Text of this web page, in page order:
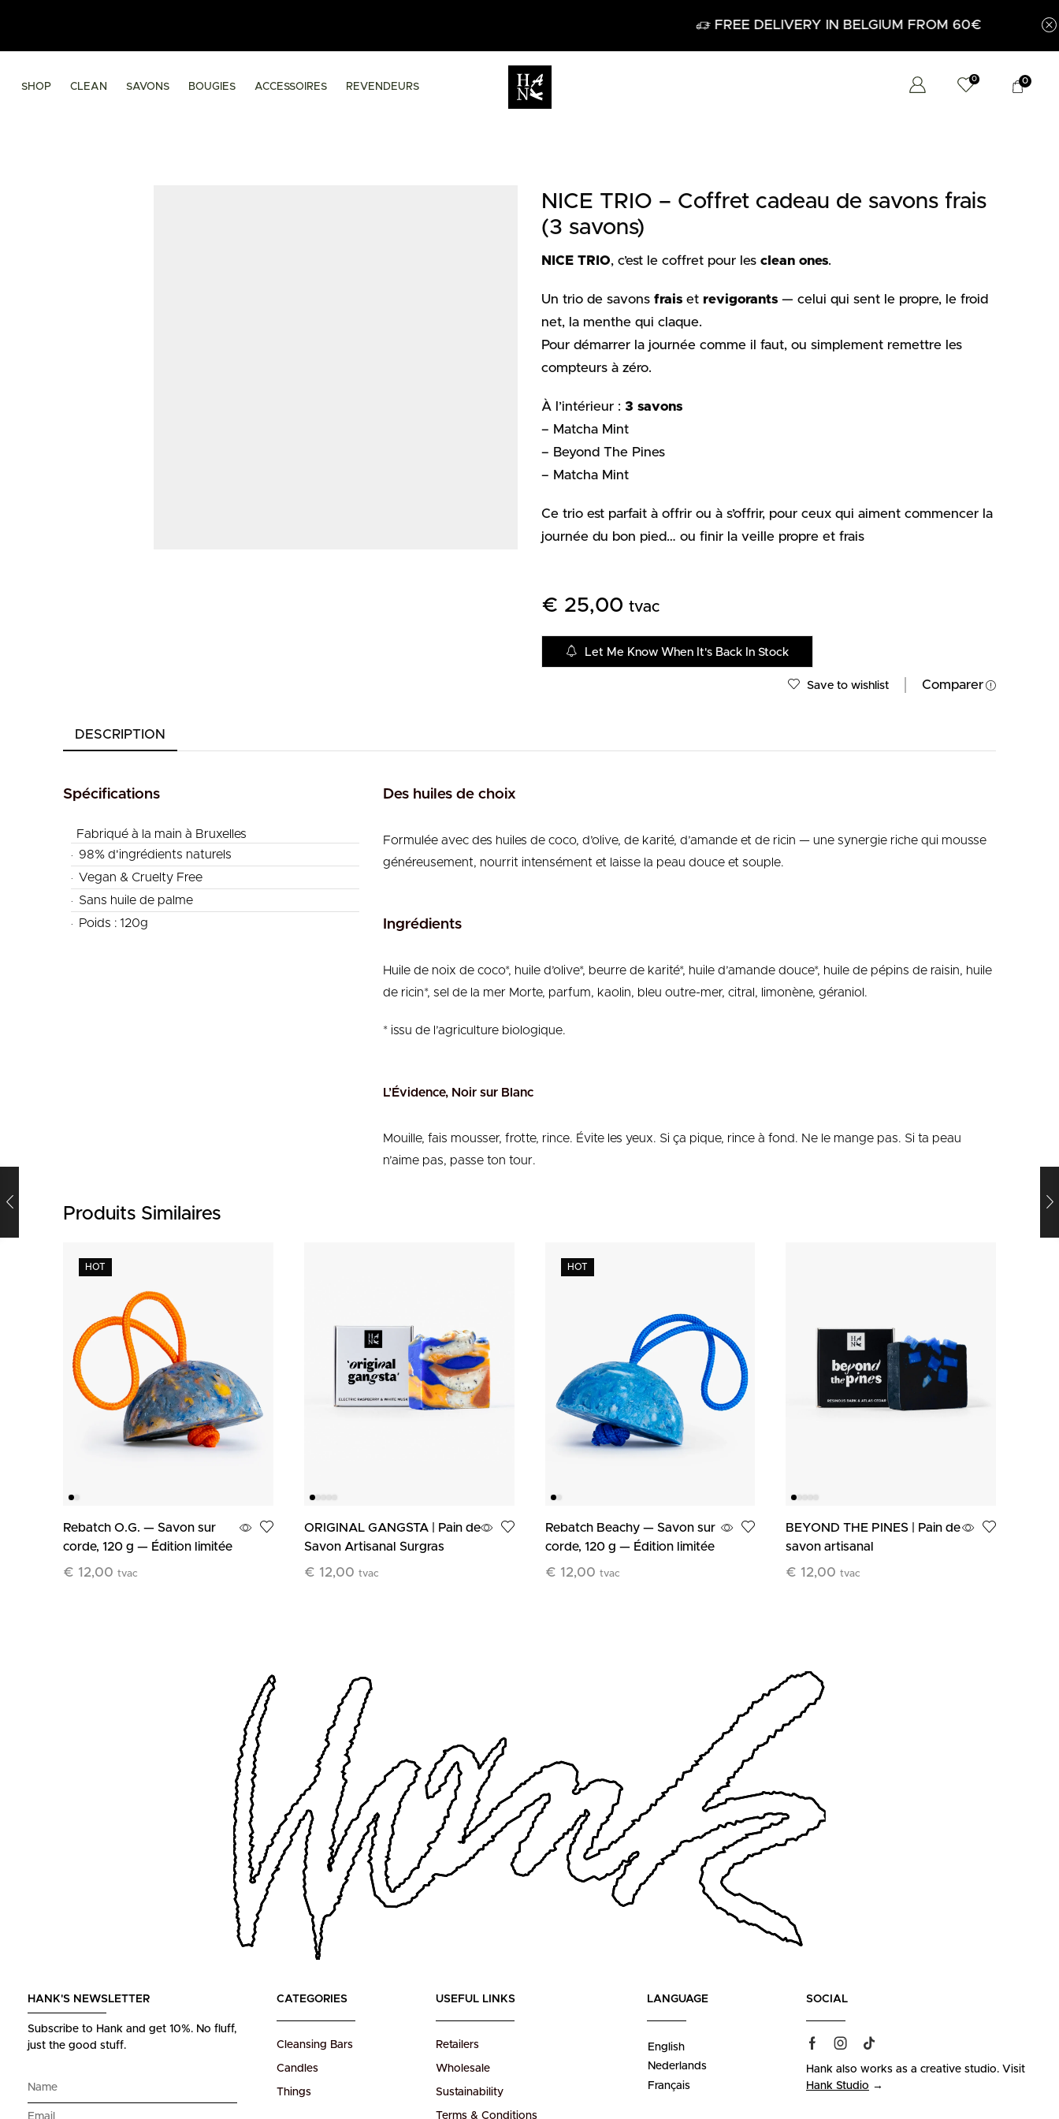
FREE DELIVERY IN BELGIUM FROM 60€
SHOP CLEAN SAVONS BOUGIES ACCESSOIRES REVENDEURS
0 0
NICE TRIO – Coffret cadeau de savons frais
(3 savons)
NICE TRIO, c’est le coffret pour les clean ones.
Un trio de savons frais et revigorants — celui qui sent le propre, le froid
net, la menthe qui claque.
Pour démarrer la journée comme il faut, ou simplement remettre les
compteurs à zéro.
À l’intérieur : 3 savons
– Matcha Mint
– Beyond The Pines
– Matcha Mint
Ce trio est parfait à offrir ou à s’offrir, pour ceux qui aiment commencer la
journée du bon pied… ou finir la veille propre et frais
€ 25,00 tvac
Let Me Know When It's Back In Stock
Save to wishlist Comparer
DESCRIPTION
Spécifications
Fabriqué à la main à Bruxelles
98% d'ingrédients naturels
Vegan & Cruelty Free
Sans huile de palme
Poids : 120g
Des huiles de choix
Formulée avec des huiles de coco, d’olive, de karité, d’amande et de ricin — une synergie riche qui mousse
généreusement, nourrit intensément et laisse la peau douce et souple.
Ingrédients
Huile de noix de coco*, huile d’olive*, beurre de karité*, huile d’amande douce*, huile de pépins de raisin, huile
de ricin*, sel de la mer Morte, parfum, kaolin, bleu outre-mer, citral, limonène, géraniol.
* issu de l’agriculture biologique.
L’Évidence, Noir sur Blanc
Mouille, fais mousser, frotte, rince. Évite les yeux. Si ça pique, rince à fond. Ne le mange pas. Si ta peau
n’aime pas, passe ton tour.
Produits Similaires
HOT
Rebatch O.G. — Savon sur
corde, 120 g — Édition limitée
€ 12,00 tvac
ORIGINAL GANGSTA | Pain de
Savon Artisanal Surgras
€ 12,00 tvac
HOT
Rebatch Beachy — Savon sur
corde, 120 g — Édition limitée
€ 12,00 tvac
BEYOND THE PINES | Pain de
savon artisanal
€ 12,00 tvac
HANK'S NEWSLETTER
Subscribe to Hank and get 10%. No fluff,
just the good stuff.
CATEGORIES
Cleansing Bars
Candles
Things
USEFUL LINKS
Retailers
Wholesale
Sustainability
Terms & Conditions
LANGUAGE
English
Nederlands
Français
SOCIAL
Hank also works as a creative studio. Visit
Hank Studio →